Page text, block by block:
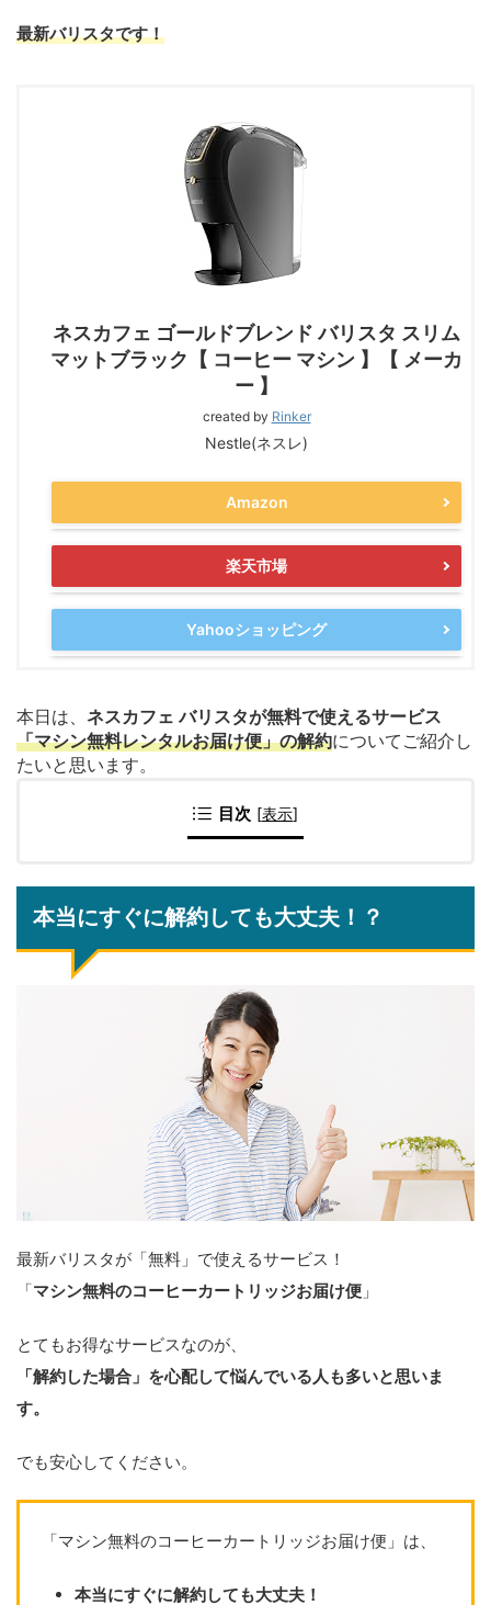
最新バリスタです！
ネスカフェ ゴールドブレンド バリスタ スリム
マットブラック【 コーヒー マシン 】【 メーカ
ー 】
created by Rinker
Nestle(ネスレ)
Amazon
楽天市場
Yahooショッピング
本日は、 ネスカフェ バリスタが無料で使えるサービス
「マシン無料レンタルお届け便」の解約についてご紹介し
たいと思います。
目次 [表示]
本当にすぐに解約しても大丈夫！？
最新バリスタが「無料」で使えるサービス！
「マシン無料のコーヒーカートリッジお届け便 」
とてもお得なサービスなのが、
「解約した場合」を心配して悩んでいる人も多いと思いま
す。
でも安心してください。
「マシン無料のコーヒーカートリッジお届け便」は、
本当にすぐに解約しても大丈夫！